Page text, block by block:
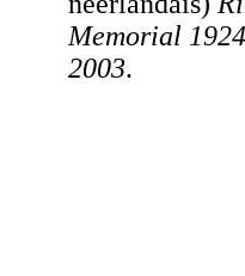
Memorial
2003.